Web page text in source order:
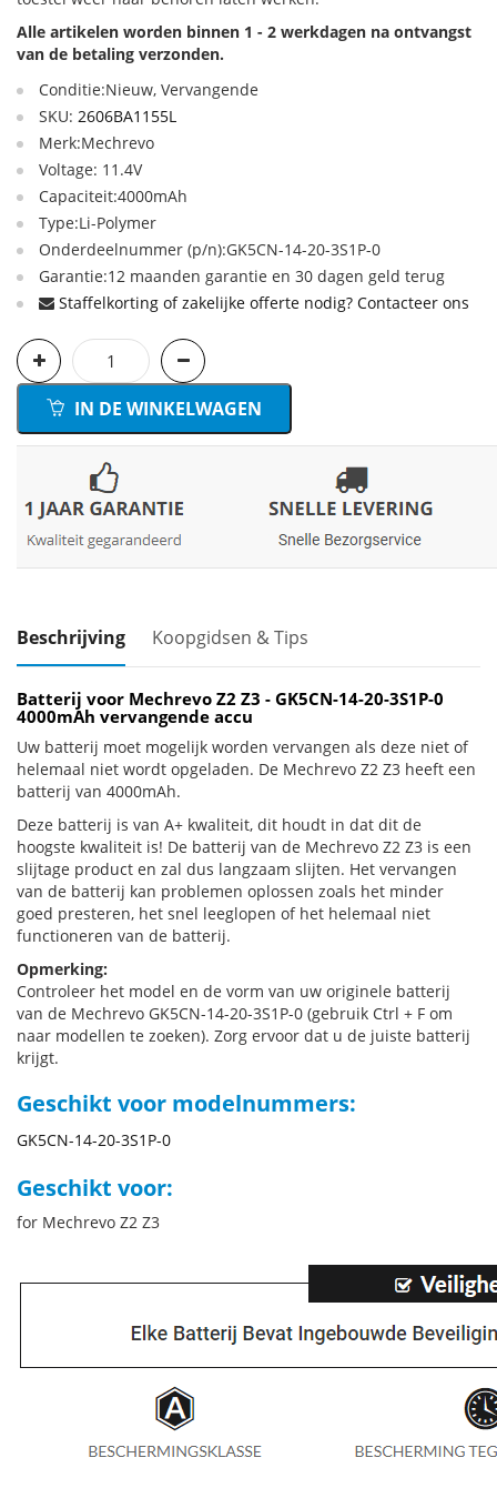
Alle artikelen worden binnen 1 - 2 werkdagen na ontvangst
van de betaling verzonden.
Conditie:Nieuw, Vervangende
SKU: 2606BA1155L
Merk:Mechrevo
Voltage: 11.4V
Capaciteit:4000mAh
Type:Li-Polymer
Onderdeelnummer (p/n):GK5CN-14-20-3S1P-0
Garantie:12 maanden garantie en 30 dagen geld terug
Staffelkorting of zakelijke offerte nodig? Contacteer ons
IN DE WINKELWAGEN
Beschrijving Koopgidsen & Tips
Batterij voor Mechrevo Z2 Z3 - GK5CN-14-20-3S1P-0
4000mAh vervangende accu
Uw batterij moet mogelijk worden vervangen als deze niet of
helemaal niet wordt opgeladen. De Mechrevo Z2 Z3 heeft een
batterij van 4000mAh.
Deze batterij is van A+ kwaliteit, dit houdt in dat dit de
hoogste kwaliteit is! De batterij van de Mechrevo Z2 Z3 is een
slijtage product en zal dus langzaam slijten. Het vervangen
van de batterij kan problemen oplossen zoals het minder
goed presteren, het snel leeglopen of het helemaal niet
functioneren van de batterij.
Opmerking:
Controleer het model en de vorm van uw originele batterij
van de Mechrevo GK5CN-14-20-3S1P-0 (gebruik Ctrl + F om
naar modellen te zoeken). Zorg ervoor dat u de juiste batterij
krijgt.
Geschikt voor modelnummers:
GK5CN-14-20-3S1P-0
Geschikt voor:
for Mechrevo Z2 Z3